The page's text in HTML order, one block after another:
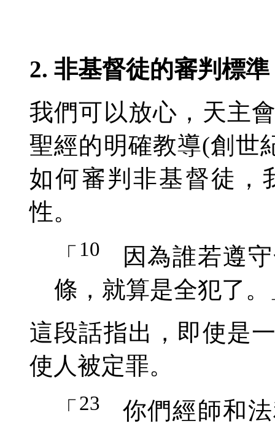
2. 非基督徒的審判標準
我們可以放心，天主
聖經的明確教導(創世
如何審判非基督徒，
性。
「 10
因為誰若遵
條，就算是全犯了 。
這段話指出，即使是
使人被定罪。
「 23 你們經師和